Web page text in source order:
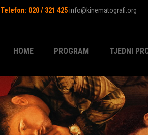
Telefon: 020 / 321 425info@kinematografi.org
HOME PROGRAM TJEDNI